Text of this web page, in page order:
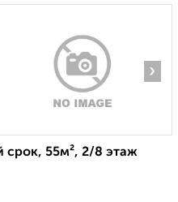
›
срок, 55м², 2/8 этаж